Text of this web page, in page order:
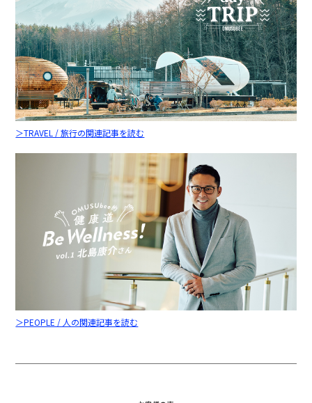
＞TRAVEL / 旅行の関連記事を読む
＞PEOPLE / 人の関連記事を読む